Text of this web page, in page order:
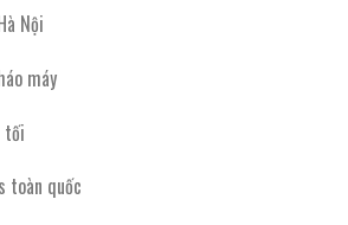
Nội
máy
tối
toàn quốc